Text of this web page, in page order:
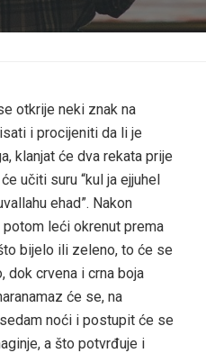
otkrije neki znak na
i procijeniti da li je
klanjat će dva rekata prije
učiti suru “kul ja ejjuhel
ehad”. Nakon
leći okrenut prema
bijelo ili zeleno, to će se
dok crvena i crna boja
će se, na
noći i postupit će se
a što potvrđuje i